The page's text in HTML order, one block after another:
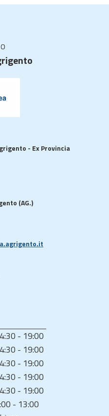
- Ex Provincia
(AG.)
- 19:00
- 19:00
- 19:00
- 19:00
- 19:00
- 13:00